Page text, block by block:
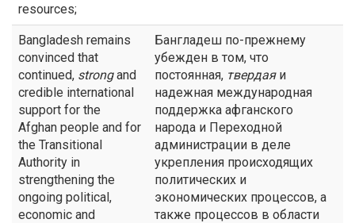
resources;
Bangladesh remains
convinced that
continued, strongand
credible international
support for the
Afghan people and for
the Transitional
Authority in
strengthening the
ongoing political,
economic and
Бангладеш по-прежнему
убежден в том, что
постоянная, твердаяи
надежная международная
поддержка афганского
народа и Переходной
администрации в деле
укрепления происходящих
политических и
экономических процессов, а
также процессов в области